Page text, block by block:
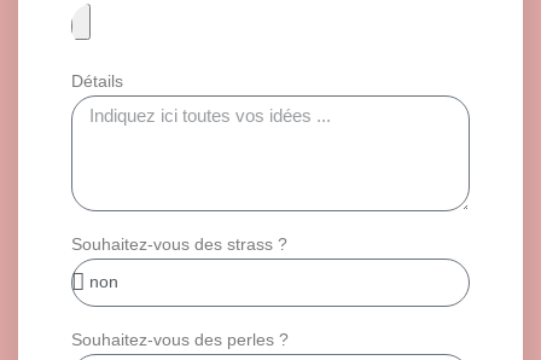
Détails
Souhaitez-vous des strass ?
Souhaitez-vous des perles ?